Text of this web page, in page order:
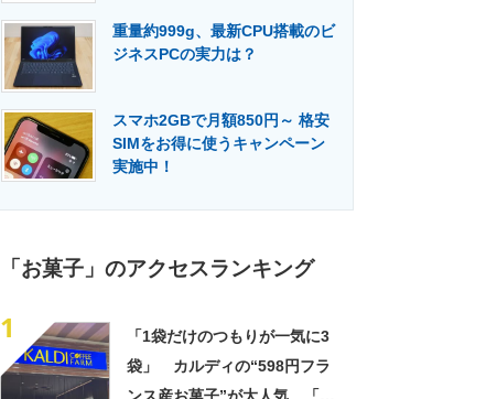
重量約999g、最新CPU搭載のビ
ジネスPCの実力は？
スマホ2GBで月額850円～ 格安
SIMをお得に使うキャンペーン
実施中！
「お菓子」のアクセスランキング
1
「1袋だけのつもりが一気に3
袋」 カルディの“598円フラ